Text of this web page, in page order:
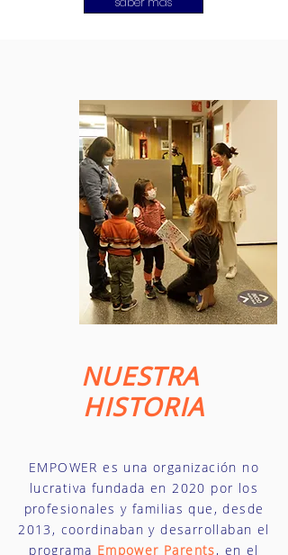
NUESTRA
HISTORIA
EMPOWER es una organización no
lucrativa fundada en 2020 por los
profesionales y familias que, desde
2013, coordinaban y desarrollaban el
programa Empower Parents, en el